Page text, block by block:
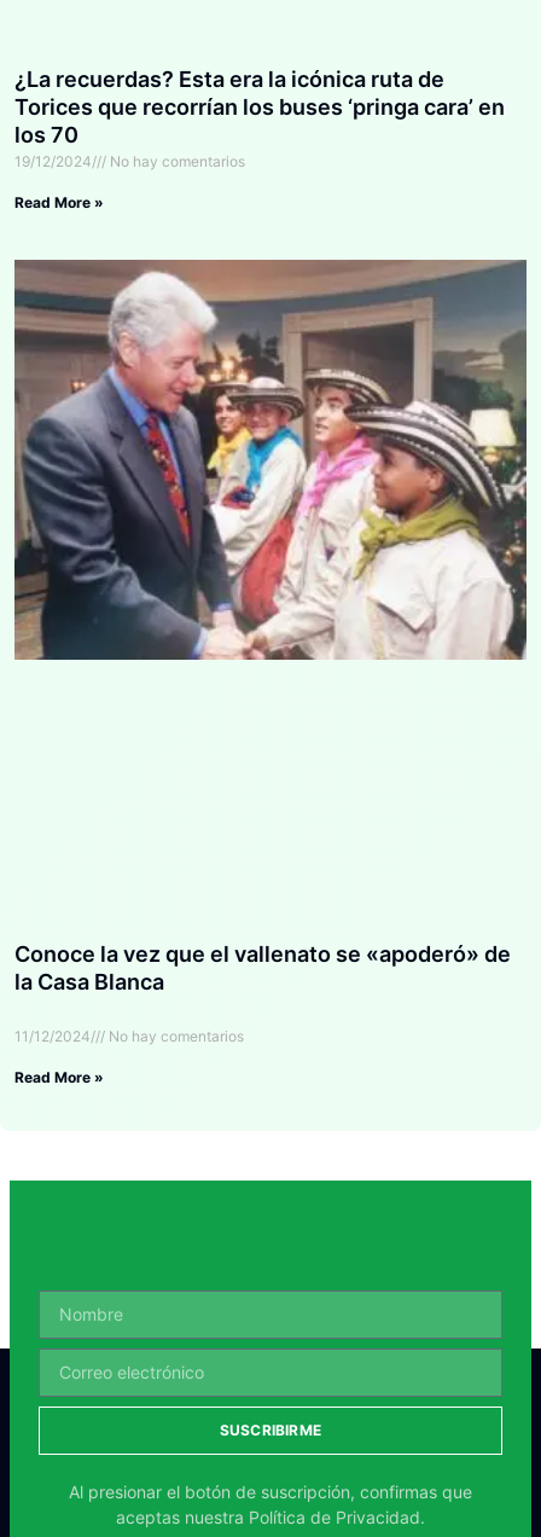
¿La recuerdas? Esta era la icónica ruta de
Torices que recorrían los buses ‘pringa cara’ en
los 70
19/12/2024 No hay comentarios
Read More »
Conoce la vez que el vallenato se «apoderó» de
la Casa Blanca
11/12/2024 No hay comentarios
Read More »
SUSCRIBIRME
Al presionar el botón de suscripción, confirmas que
aceptas nuestra Política de Privacidad.